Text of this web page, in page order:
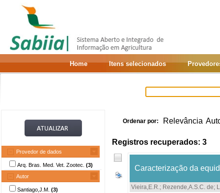
Home Itens selecionados
Provedor de dados
Arq. Bras. Med. Vet. Zootec. (3)
Autor
Santiago,J.M. (3)
Ordenar por: Relevância
Registros recuperados: 3
Caracterização da
Vieira,E.R.; Rezende,A.S.C. de;